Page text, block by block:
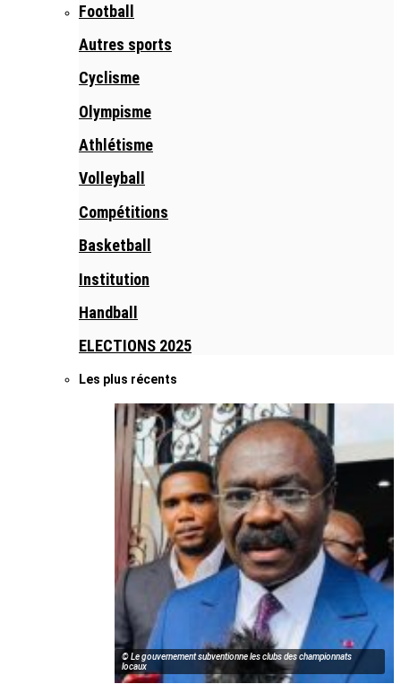
Football
Autres sports
Cyclisme
Olympisme
Athlétisme
Volleyball
Compétitions
Basketball
Institution
Handball
ELECTIONS 2025
Les plus récents
© Le gouvernement subventionne les clubs des championnats
locaux